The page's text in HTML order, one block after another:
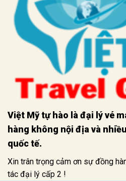
Việt Mỹ tự hào là đại lý vé
hàng không nội địa và
quốc tế.
Xin trân trọng cảm ơn sự đồng
tác đại lý cấp 2 !